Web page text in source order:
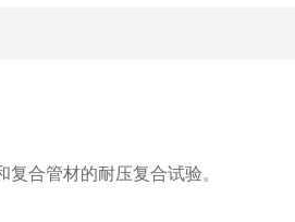
复合管材的耐压复合试验。